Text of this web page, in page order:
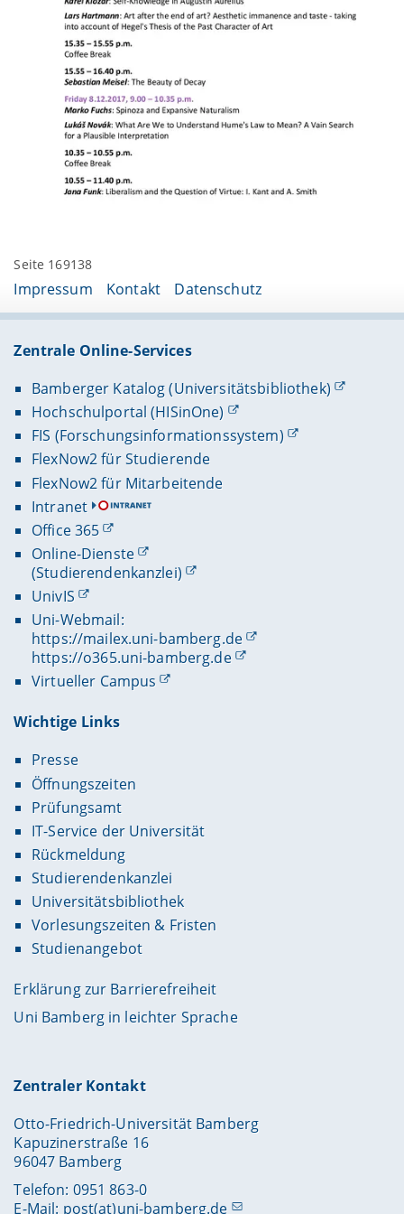
Seite 169138
Impressum Kontakt Datenschutz
Zentrale Online-Services
Bamberger Katalog (Universitätsbibliothek)
Hochschulportal (HISinOne)
FIS (Forschungsinformationssystem)
FlexNow2 für Studierende
FlexNow2 für Mitarbeitende
Intranet
Office 365
Online-Dienste
(Studierendenkanzlei)
UnivIS
Uni-Webmail:
https://mailex.uni-bamberg.de
https://o365.uni-bamberg.de
Virtueller Campus
Wichtige Links
Presse
Öffnungszeiten
Prüfungsamt
IT-Service der Universität
Rückmeldung
Studierendenkanzlei
Universitätsbibliothek
Vorlesungszeiten & Fristen
Studienangebot
Erklärung zur Barrierefreiheit
Uni Bamberg in leichter Sprache
Zentraler Kontakt
Otto-Friedrich-Universität Bamberg
Kapuzinerstraße 16
96047 Bamberg
Telefon: 0951 863-0
E-Mail: post(at)uni-bamberg.de